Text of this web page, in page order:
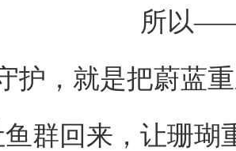
所以
护，就是把蔚蓝
群回来，让珊瑚